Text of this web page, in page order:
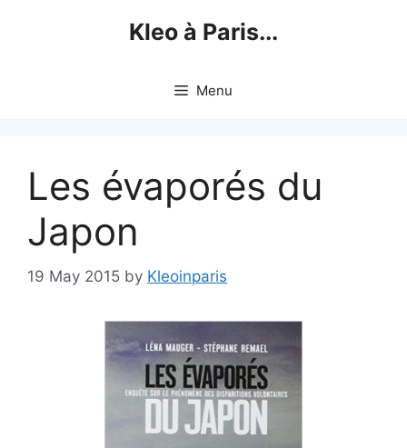
Kleo à Paris...
Menu
Les évaporés du
Japon
19 May 2015 by Kleoinparis